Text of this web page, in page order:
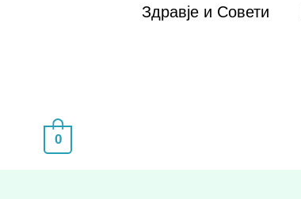
Здравје и Совети
0